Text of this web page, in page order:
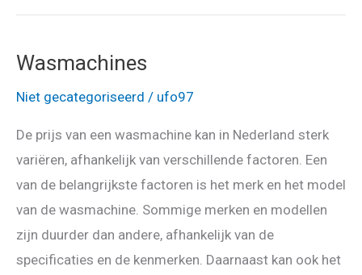
Wasmachines
Niet gecategoriseerd / ufo97
De prijs van een wasmachine kan in Nederland sterk
variëren, afhankelijk van verschillende factoren. Een
van de belangrijkste factoren is het merk en het model
van de wasmachine. Sommige merken en modellen
zijn duurder dan andere, afhankelijk van de
specificaties en de kenmerken. Daarnaast kan ook het